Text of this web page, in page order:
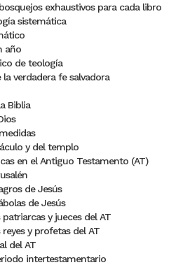
exhaustivos para cada libro
sistemática
año
de teología
verdadera fe salvadora
Biblia
y del templo
en el Antiguo Testamento (AT)
de Jesús
de Jesús
y jueces del AT
y profetas del AT
del AT
intertestamentario